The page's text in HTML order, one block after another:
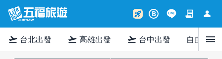
rocket_launch B contract person
flight_takeoff 台北出發 flight_takeoff 高雄出發 flight_takeoff 台中出發 自由行menu